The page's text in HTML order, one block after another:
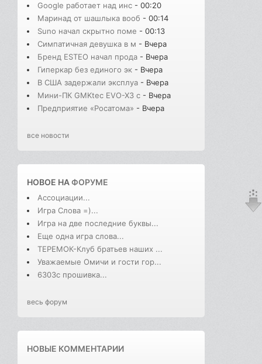
Google работает над инс - 00:20
Маринад от шашлыка вооб - 00:14
Suno начал скрытно поме - 00:13
Симпатичная девушка в м - Вчера
Бренд ESTEO начал прода - Вчера
Гиперкар без единого эк - Вчера
В США задержали эксплуа - Вчера
Мини-ПК GMKtec EVO-X3 с - Вчера
Предприятие «Росатома» - Вчера
все новости
НОВОЕ НАФОРУМЕ
Ассоциации...
Игра Слова =)...
Игра на две последние буквы...
Еще одна игра слова...
ТЕРЕМОК-Клуб братьев наших ...
Уважаемые Омичи и гости гор...
6303с прошивка...
весь форум
НОВЫЕ КОММЕНТАРИИ